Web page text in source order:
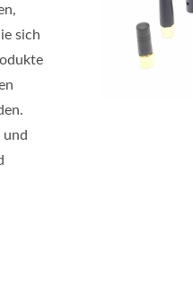
sich
und